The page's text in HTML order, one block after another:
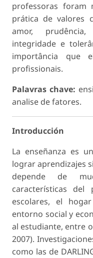
professoras foram
prática de valores
amor, prudência,
integridade e
importância que
profissionais.
Palavras chave:
analise de fatores.
Introducción
La enseñanza es
lograr aprendizajes
depende de
características del
escolares, el
entorno social y
al estudiante, entre
2007).
como las de